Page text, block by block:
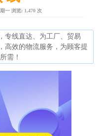
一浏览:1,470 次
专线直达、为工厂、贸易
高效的物流服务，为顾客提
需！